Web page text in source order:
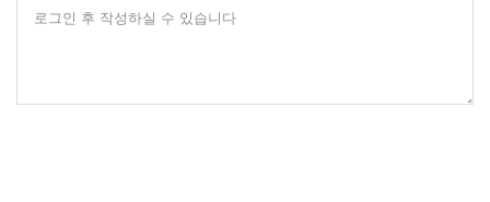
로그인 후 작성하실 수 있습니다